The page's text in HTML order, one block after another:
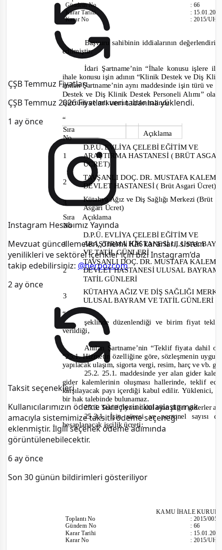
ÇŞB Temmuz Fiyatları
ÇŞB Temmuz 2026 Fiyatları veri tabanına yüklendi.
1 ay önce
Instagram Hesabımız Yayında
Mevzuat güncellemeleri, önemli KİK kararları, sistem
yenilikleri ve sektörel içerikler için bizi Instagram’da
takip edebilirsiniz: @herpozcom
2 ay önce
Taksit seçenekleri
Kullanıcılarımızın ödeme süreçlerini kolaylaştırmak
amacıyla sistemimize taksitli ödeme seçeneği
eklenmiştir. İlgili seçenek ödeme adımında
görüntülenebilecektir.
6 ay önce
Son 30 günün bildirimleri gösteriliyor
Gündem No
Karar Tarihi
Karar No
:66
:
:2015/
Başvuru sahibinin iddialarının
edilmiştir:
İdari Şartname’nin “İhale konusu işlere
ihale konusu işin adının “Klinik Destek ve Diş
anılan Şartname’nin aynı maddesinde işin türü
Destek ve Diş Klinik Destek Personeli Alımı”
işin türü ve miktarının tablo halinde
“
Sıra
No
Açıklama
D.P.Ü. EVLİYA ÇELEBİ EĞİTİM VE
ARAŞTIRMA HASTANESİ ( BRÜT
ÜCRET)
1
TAVŞANLI DOÇ. DR. MUSTAFA
DEVLET HASTANESİ ( Brüt Asgari Ücret)
2
3
Kütahya Ağız ve Diş Sağlığı Merkezi (Brüt
Asgari Ücret)
Sıra Açıklama
No
D.P.Ü. EVLİYA ÇELEBİ EĞİTİM VE
ARAŞTIRMA HASTANESİ ULUSAL
VE TATİL GÜNLERİ
1
2
TAVŞANLI DOÇ. DR. MUSTAFA
DEVLET HASTANESİ ULUSAL
TATİL GÜNLERİ
KÜTAHYA AĞIZ VE DİŞ SAĞLIĞI
ULUSAL BAYRAM VE TATİL GÜNLERİ
3
“
şeklinde düzenlendiği ve birim fiyat
verildiği,
Anılan Şartname’nin “Teklif fiyata dahil
“25.1. Hizmetin özelliğine göre, sözleşmenin
yapılacak ulaşım, sigorta vergi, resim, harç ve vb.
25.2. 25.1. maddesinde yer alan gider
gider kalemlerinin oluşması hallerinde, teklif
karşılayacak payı içerdiği kabul edilir. Yüklenici,
bir hak talebinde bulunamaz.
25.3. Teklif fiyata dahil olan diğer giderler
25.3.1. İşin süresi ve personel sayısı
hesaplanacak işçilik ücreti:
KAMU İHALE
ToplantıNo
Gündem No
Karar Tarihi
Karar No
:2015/005
:66
:
:2015/